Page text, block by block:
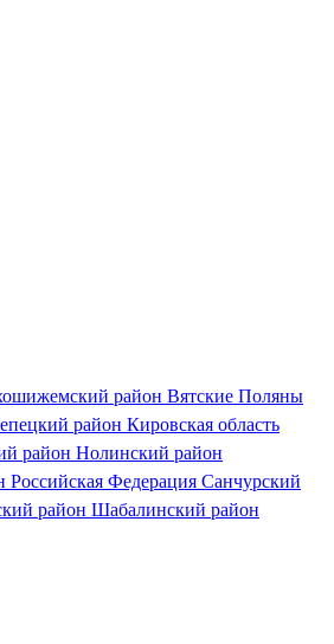
район Вятские Поляны
район Кировская область
район Нолинский район
Российская Федерация Санчурский
район Шабалинский район